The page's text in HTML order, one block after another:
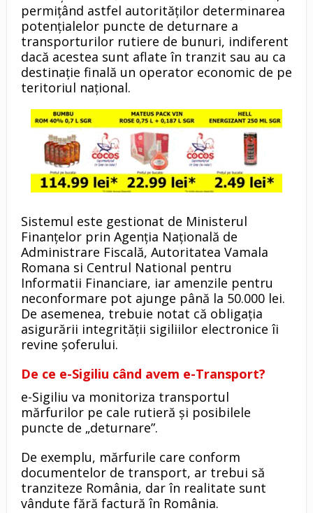
permițând astfel autorităţilor determinarea
potenţialelor puncte de deturnare a
transporturilor rutiere de bunuri, indiferent
dacă acestea sunt aflate în tranzit sau au ca
destinație finală un operator economic de pe
teritoriul național.
Sistemul este gestionat de Ministerul
Finanțelor prin Agenția Națională de
Administrare Fiscală, Autoritatea Vamala
Romana si Centrul National pentru
Informatii Financiare, iar amenzile pentru
neconformare pot ajunge până la 50.000 lei.
De asemenea, trebuie notat că obligația
asigurării integrităţii sigiliilor electronice îi
revine șoferului.
De ce e-Sigiliu când avem e-Transport?
e-Sigiliu va monitoriza transportul
mărfurilor pe cale rutieră și posibilele
puncte de „deturnare”.
De exemplu, mărfurile care conform
documentelor de transport, ar trebui să
tranziteze România, dar în realitate sunt
vândute fără factură în România.